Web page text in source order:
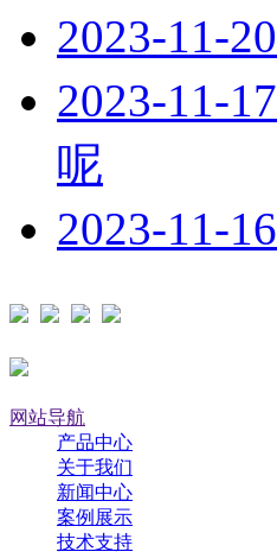
2023-11-20
2023-11-17
呢
2023-11-16
网站导航
产品中心
关于我们
新闻中心
案例展示
技术支持